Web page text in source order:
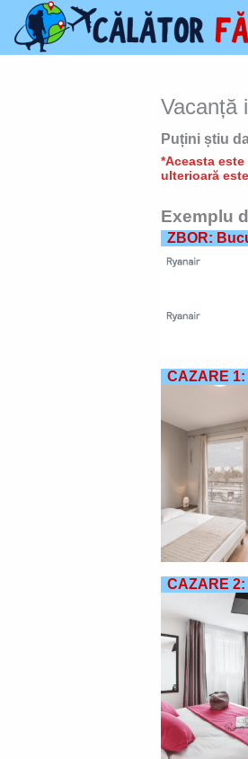
content
Vacanță
Puțini știu
*Aceasta
ulterioară
Exemplu
ZBOR:
CAZARE
CAZARE 2: